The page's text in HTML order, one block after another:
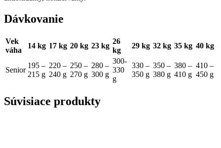
Dávkovanie
Vek
váha
14 kg 17 kg 20 kg 23 kg
26
kg
29 kg 32 kg 35 kg 40 kg
Senior
195 –
215 g
220 –
240 g
250 –
270 g
280 –
300 g
300-
330
g
330 –
350 g
350 –
380 g
380 –
410 g
410 –
450 g
Súvisiace produkty